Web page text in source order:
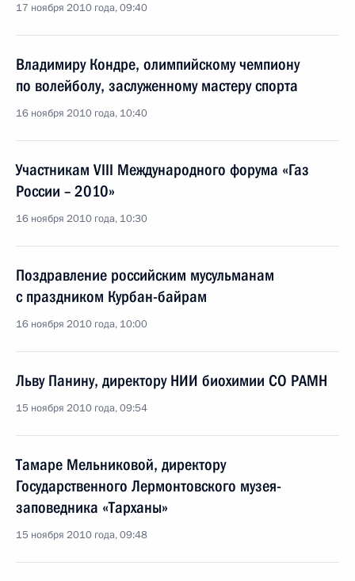
17 ноября 2010 года, 09:40
Владимиру Кондре, олимпийскому чемпиону
по волейболу, заслуженному мастеру спорта
16 ноября 2010 года, 10:40
Участникам VIII Международного форума «Газ
России – 2010»
16 ноября 2010 года, 10:30
Поздравление российским мусульманам
с праздником Курбан-байрам
16 ноября 2010 года, 10:00
Льву Панину, директору НИИ биохимии СО РАМН
15 ноября 2010 года, 09:54
Тамаре Мельниковой, директору
Государственного Лермонтовского музея-
заповедника «Тарханы»
15 ноября 2010 года, 09:48